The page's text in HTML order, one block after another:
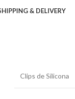
& DELIVERY
Clips de Silicona